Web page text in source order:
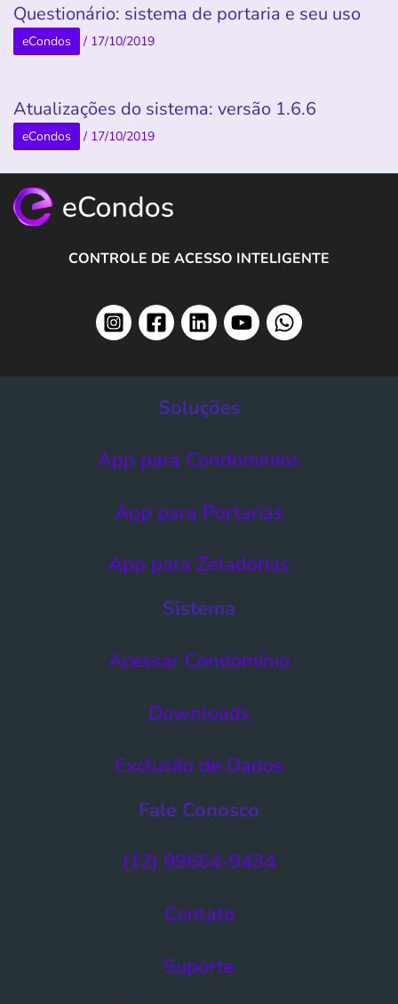
Questionário: sistema de portaria e seu uso
eCondos / 17/10/2019
Atualizações do sistema: versão 1.6.6
eCondos / 17/10/2019
CONTROLE DE ACESSO INTELIGENTE
Soluções
App para Condomínios
App para Portarias
App para Zeladorias
Sistema
Acessar Condomínio​
Downloads
Exclusão de Dados​
Fale Conosco
(12) 99664-9434
Contato
Suporte